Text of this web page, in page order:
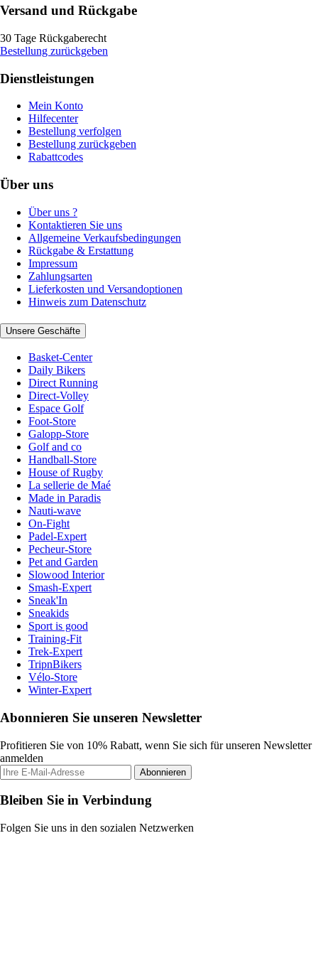
Versand und Rückgabe
30 Tage Rückgaberecht
Bestellung zurückgeben
Dienstleistungen
Mein Konto
Hilfecenter
Bestellung verfolgen
Bestellung zurückgeben
Rabattcodes
Über uns
Über uns ?
Kontaktieren Sie uns
Allgemeine Verkaufsbedingungen
Rückgabe & Erstattung
Impressum
Zahlungsarten
Lieferkosten und Versandoptionen
Hinweis zum Datenschutz
Unsere Geschäfte
Basket-Center
Daily Bikers
Direct Running
Direct-Volley
Espace Golf
Foot-Store
Galopp-Store
Golf and co
Handball-Store
House of Rugby
La sellerie de Maé
Made in Paradis
Nauti-wave
On-Fight
Padel-Expert
Pecheur-Store
Pet and Garden
Slowood Interior
Smash-Expert
Sneak'In
Sneakids
Sport is good
Training-Fit
Trek-Expert
TripnBikers
Vélo-Store
Winter-Expert
Abonnieren Sie unseren Newsletter
Profitieren Sie von 10% Rabatt, wenn Sie sich für unseren Newsletter
anmelden
Abonnieren
Bleiben Sie in Verbindung
Folgen Sie uns in den sozialen Netzwerken